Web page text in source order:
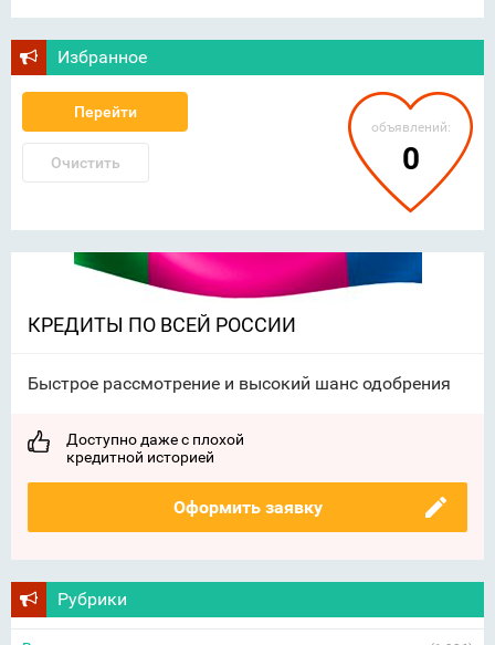
Избранное
Перейти
Очистить
объявлений:
0
КРЕДИТЫ ПО ВСЕЙ РОССИИ
Быстрое рассмотрение и высокий шанс одобрения
Доступно даже с плохой
кредитной историей
Оформить заявку
Рубрики